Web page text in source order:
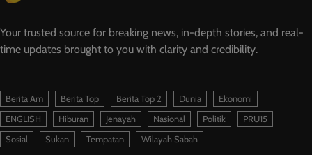
Your trusted source for breaking news, in-depth stories, and real-
time updates brought to you with clarity and credibility.
Berita Am Berita Top Berita Top 2 Dunia
Ekonomi
ENGLISH
Hiburan Jenayah Nasional Politik
PRU15
Sosial
Sukan Tempatan Wilayah Sabah